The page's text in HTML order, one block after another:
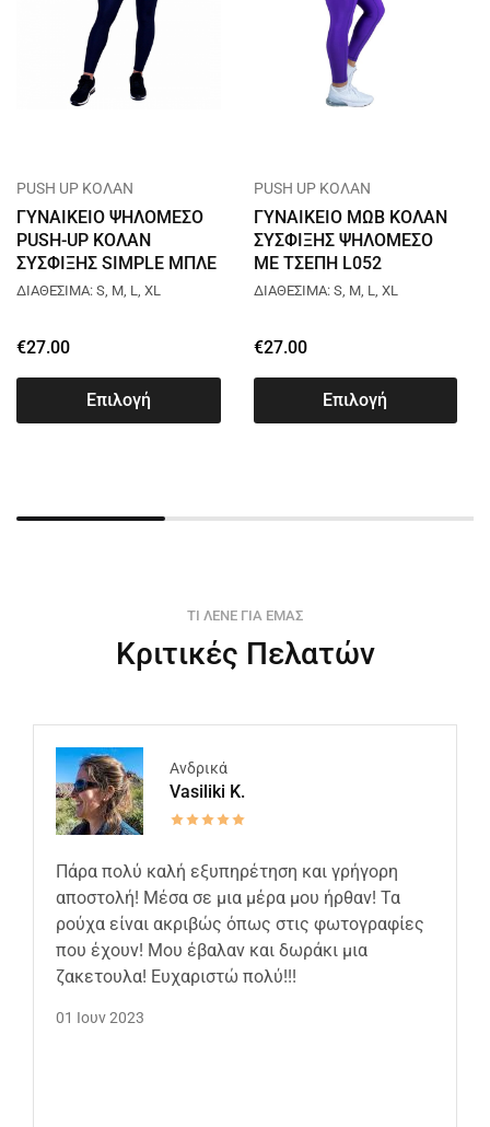
PUSH UP ΚΟΛΑΝ
ΓΥΝΑΙΚΕΙΟ ΨΗΛΟΜΕΣΟ
PUSH-UP ΚΟΛΑΝ
ΣΥΣΦΙΞΗΣ SIMPLE ΜΠΛΕ
L031
ΔΙΑΘΕΣΙΜΑ: S, M, L, XL
€27.00
Επιλογή
PUSH UP ΚΟΛΑΝ
ΓΥΝΑΙΚΕΙΟ ΜΩΒ ΚΟΛΑΝ
ΣΥΣΦΙΞΗΣ ΨΗΛΟΜΕΣΟ
ΜΕ ΤΣΕΠΗ L052
ΔΙΑΘΕΣΙΜΑ: S, M, L, XL
€27.00
Επιλογή
ΤΙ ΛΕΝΕ ΓΙΑ ΕΜΑΣ
Κριτικές Πελατών
Ανδρικά
Vasiliki K.
Πάρα πολύ καλή εξυπηρέτηση και γρήγορη
αποστολή! Μέσα σε μια μέρα μου ήρθαν! Τα
ρούχα είναι ακριβώς όπως στις φωτογραφίες
που έχουν! Μου έβαλαν και δωράκι μια
ζακετουλα! Ευχαριστώ πολύ!!!
01 Ιουν 2023